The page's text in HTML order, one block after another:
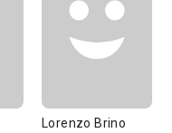
Lorenzo Brino